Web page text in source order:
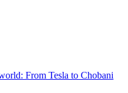
From Tesla to Chobani